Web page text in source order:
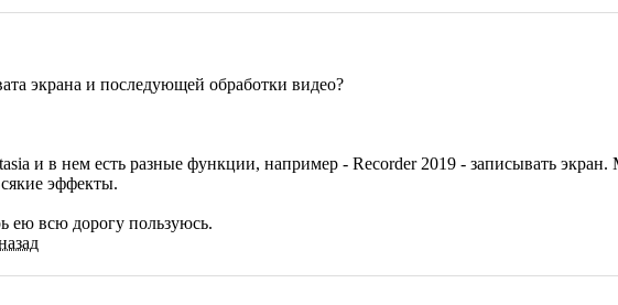
экрана и последующей обработки видео?
и в нем есть разные функции, например - Recorder 2019 - записывать
эффекты.
ею всю дорогу пользуюсь.